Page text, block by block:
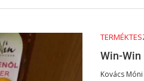
Win-
Kovács Móni